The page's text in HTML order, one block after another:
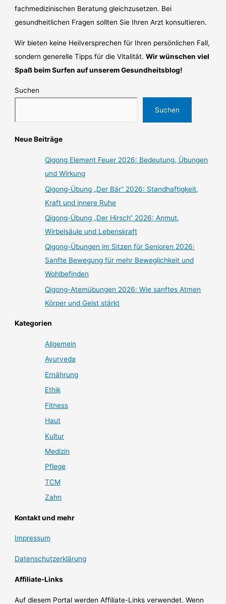
fachmedizinischen Beratung gleichzusetzen. Bei
gesundheitlichen Fragen sollten Sie Ihren Arzt konsultieren.
Wir bieten keine Heilversprechen für Ihren persönlichen Fall,
sondern generelle Tipps für die Vitalität.Wir wünschen viel
Spaß beim Surfen auf unserem Gesundheitsblog!
Suchen
Suchen
Neue Beiträge
Qigong Element Feuer 2026: Bedeutung, Übungen
und Wirkung
Qigong-Übung „Der Bär“ 2026: Standhaftigkeit,
Kraft und innere Ruhe
Qigong-Übung „Der Hirsch“ 2026: Anmut,
Wirbelsäule und Lebenskraft
Qigong-Übungen im Sitzen für Senioren 2026:
Sanfte Bewegung für mehr Beweglichkeit und
Wohlbefinden
Qigong-Atemübungen 2026: Wie sanftes Atmen
Körper und Geist stärkt
Kategorien
Allgemein
Ayurveda
Ernährung
Ethik
Fitness
Haut
Kultur
Medizin
Pflege
TCM
Zahn
Kontakt und mehr
Impressum
Datenschutzerklärung
Affiliate-Links
Auf diesem Portal werden Affiliate-Links verwendet. Wenn